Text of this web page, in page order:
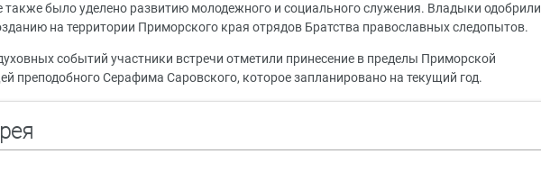
также было уделено развитию молодежного и социального служения. Владыки одобрили
на территории Приморского края отрядов Братства православных следопытов.
событий участники встречи отметили принесение в пределы Приморской
преподобного Серафима Саровского, которое запланировано на текущий год.